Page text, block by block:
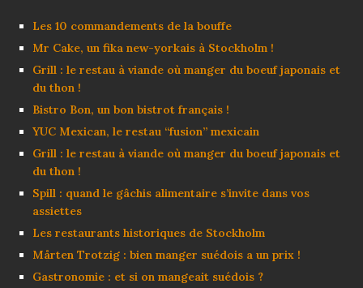
Les 10 commandements de la bouffe
Mr Cake, un fika new-yorkais à Stockholm !
Grill : le restau à viande où manger du boeuf japonais et
du thon !
Bistro Bon, un bon bistrot français !
YUC Mexican, le restau “fusion” mexicain
Grill : le restau à viande où manger du boeuf japonais et
du thon !
Spill : quand le gâchis alimentaire s’invite dans vos
assiettes
Les restaurants historiques de Stockholm
Mårten Trotzig : bien manger suédois a un prix !
Gastronomie : et si on mangeait suédois ?